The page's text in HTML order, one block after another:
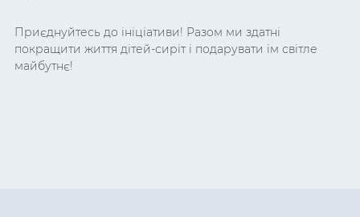
Приєднуйтесь до ініціативи! Разом ми здатні
покращити життя дітей-сиріт і подарувати їм світле
майбутнє!